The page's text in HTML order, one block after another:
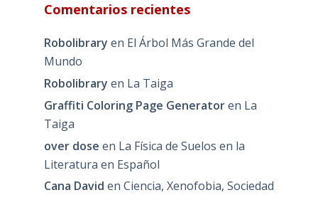
Comentarios recientes
Robolibrary en El Árbol Más Grande del
Mundo
Robolibrary en La Taiga
Graffiti Coloring Page Generatoren La
Taiga
over dose en La Física de Suelos en la
Literatura en Español
Cana David en Ciencia, Xenofobia, Sociedad